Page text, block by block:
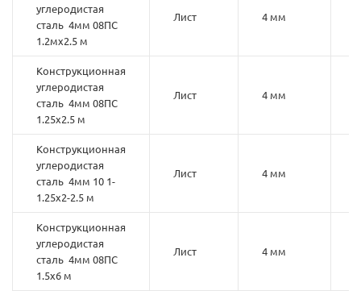
углеродистая
сталь 4мм 08ПС
1.2мх2.5 м
Лист 4 мм
Конструкционная
углеродистая
сталь 4мм 08ПС
1.25х2.5 м
Лист 4 мм
Конструкционная
углеродистая
сталь 4мм 10 1-
1.25х2-2.5 м
Лист 4 мм
Конструкционная
углеродистая
сталь 4мм 08ПС
1.5х6 м
Лист 4 мм